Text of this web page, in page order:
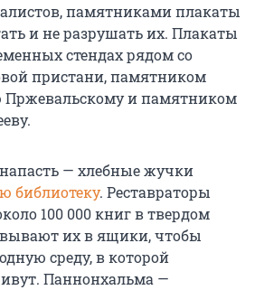
памятниками плакаты
и не разрушать их. Плакаты
стендах рядом со
пристани, памятником
Пржевальскому и памятником
— хлебные жучки
библиотеку. Реставраторы
100 000 книг в твердом
их в ящики, чтобы
среду, в которой
Паннонхальма —